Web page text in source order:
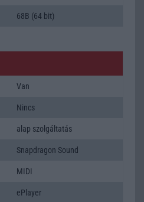
68B (64 bit)
Van
Nincs
alap szolgáltatás
Snapdragon Sound
MIDI
ePlayer